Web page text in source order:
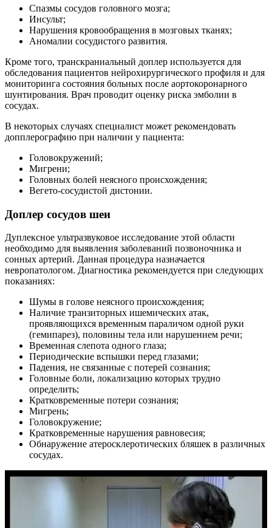
Спазмы сосудов головного мозга;
Инсульт;
Нарушения кровообращения в мозговых тканях;
Аномалии сосудистого развития.
Кроме того, транскраниальный доплер используется для
обследования пациентов нейрохирургического профиля и для
мониторинга состояния больных после аортокоронарного
шунтирования. Врач проводит оценку риска эмболии в
сосудах.
В некоторых случаях специалист может рекомендовать
допплерографию при наличии у пациента:
Головокружений;
Мигрени;
Головных болей неясного происхождения;
Вегето-сосудистой дистонии.
Доплер сосудов шеи
Дуплексное ультразвуковое исследование этой области
необходимо для выявления заболеваний позвоночника и
сонных артерий. Данная процедура назначается
невропатологом. Диагностика рекомендуется при следующих
показаниях:
Шумы в голове неясного происхождения;
Наличие транзиторных ишемических атак,
проявляющихся временным параличом одной руки
(гемипарез), половины тела или нарушением речи;
Временная слепота одного глаза;
Периодические вспышки перед глазами;
Падения, не связанные с потерей сознания;
Головные боли, локализацию которых трудно
определить;
Кратковременные потери сознания;
Мигрень;
Головокружение;
Кратковременные нарушения равновесия;
Обнаружение атеросклеротических бляшек в различных
сосудах.